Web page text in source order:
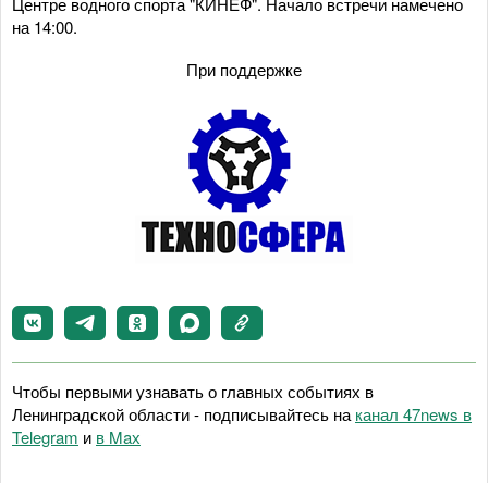
на 14:00.
При поддержке
Чтобы первыми узнавать о главных событиях в
Ленинградской области - подписывайтесь на канал 47news в
Telegram и в Maх